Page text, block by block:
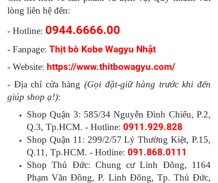
lòng liên hệ đến:
- Hotline: 0944.6666.00
- Fanpage: Thịt bò Kobe Wagyu Nhật
- Website: https://www.thitbowagyu.com/
- Địa chỉ cửa hàng (Gọi đặt-giữ hàng trước khi đến
giúp shop ạ!):
Shop Quận 3: 585/34 Nguyễn Đình Chiểu, P.2,
Q.3, Tp.HCM. - Hotline: 0911.929.828
Shop Quận 11: 299/2/57 Lý Thường Kiệt, P.15,
Q.11, Tp.HCM. - Hotline: 091.868.0111
Shop Thủ Đức: Chung cư Linh Đông, 1164
Phạm Văn Đồng, P. Linh Đông, Tp. Thủ Đức,